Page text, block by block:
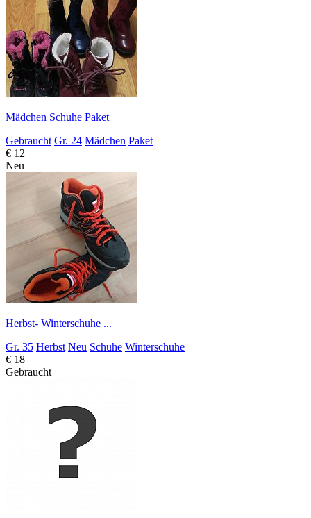
Mädchen Schuhe Paket
Gebraucht Gr. 24 Mädchen Paket
€ 12
Neu
Herbst- Winterschuhe ...
Gr. 35 Herbst Neu Schuhe Winterschuhe
€ 18
Gebraucht